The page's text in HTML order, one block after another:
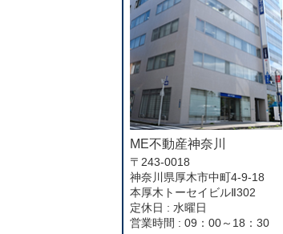
ME不動産神奈川
〒243-0018
神奈川県厚木市中町4-9-18
本厚木トーセイビルⅡ302
定休日 : 水曜日
営業時間 : 09：00～18：30